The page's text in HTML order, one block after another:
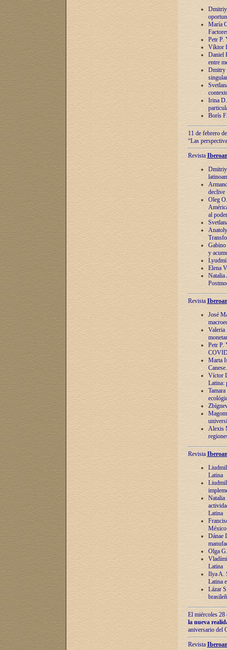
Dmitriy
María
Petr P.
Víktor
Daniel
entre
Dmitry
Irina
Borís
11 de febrero
“Las
Revista
Dmitriy
declive
Oleg
al poder
y
Elena
Natalia
Revista
José
Valeria
Petr P.
Marta
Víctor
Latina:
Alexis
Revista
Latina
Natalia
Latina
México
Dánae
Olga
Latina
Ilya A.
Latina
Lázar
El miércoles 28
la nueva
aniversario del
Revista